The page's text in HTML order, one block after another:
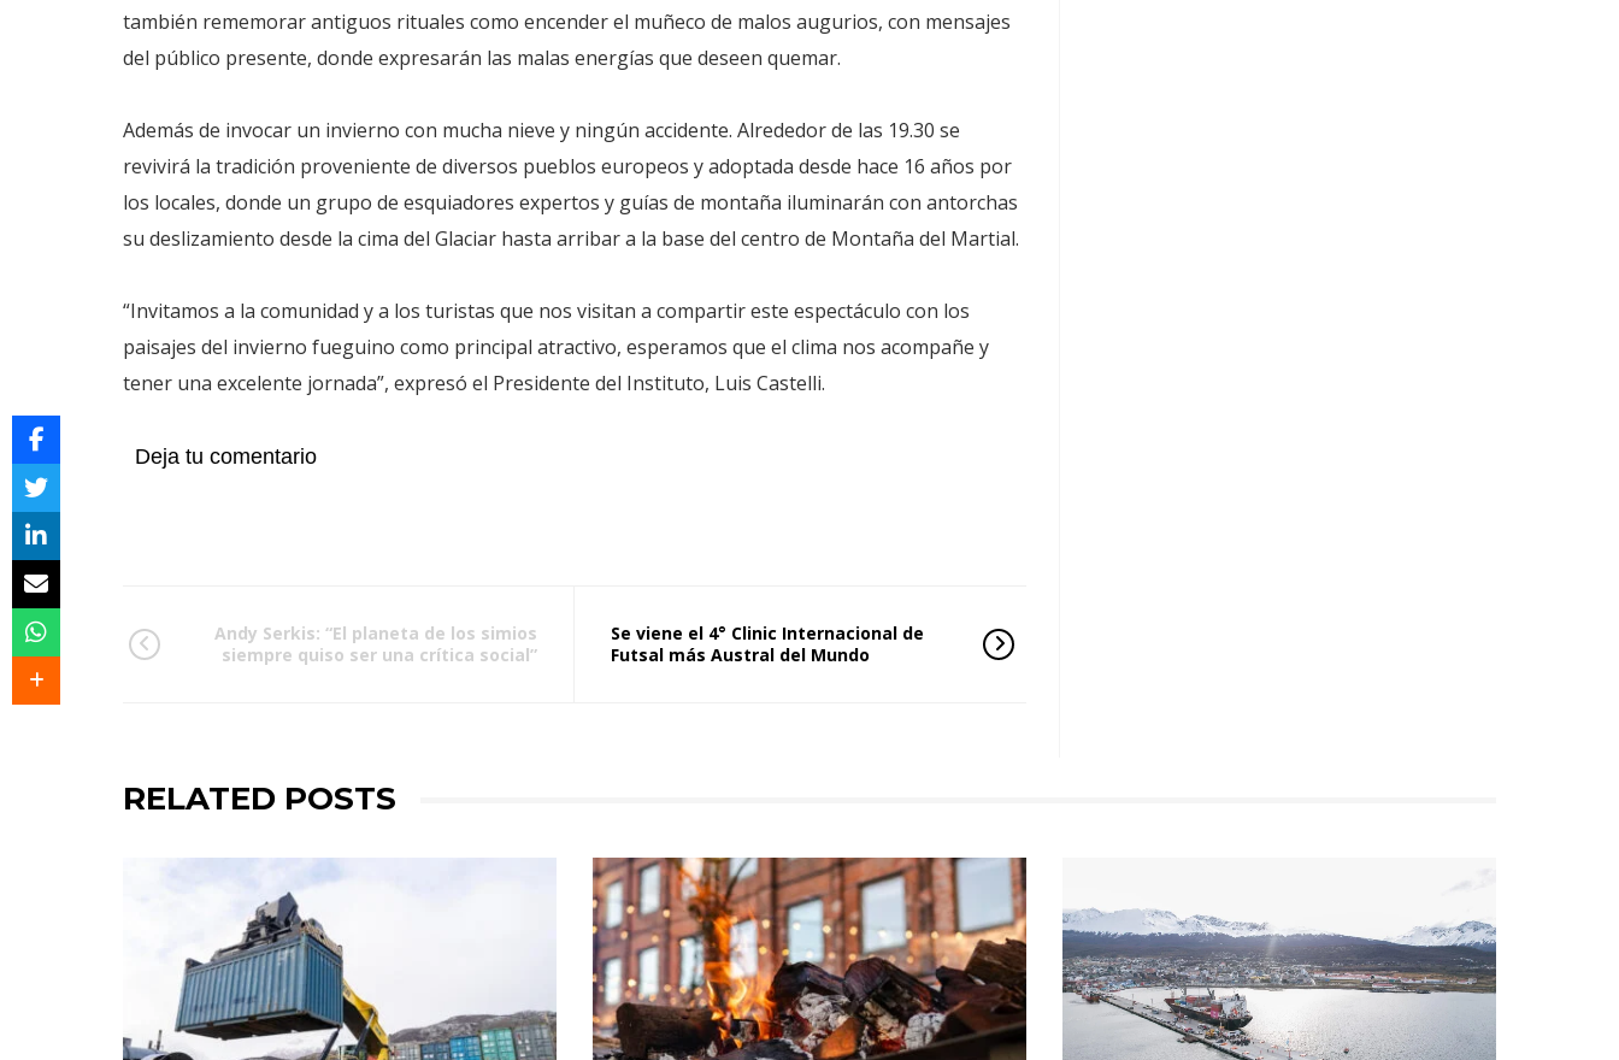
también rememorar antiguos rituales como encender el muñeco de malos augurios, con mensajes
del público presente, donde expresarán las malas energías que deseen quemar.
Además de invocar un invierno con mucha nieve y ningún accidente. Alrededor de las 19.30 se
revivirá la tradición proveniente de diversos pueblos europeos y adoptada desde hace 16 años por
los locales, donde un grupo de esquiadores expertos y guías de montaña iluminarán con antorchas
su deslizamiento desde la cima del Glaciar hasta arribar a la base del centro de Montaña del Martial.
“Invitamos a la comunidad y a los turistas que nos visitan a compartir este espectáculo con los
paisajes del invierno fueguino como principal atractivo, esperamos que el clima nos acompañe y
tener una excelente jornada”, expresó el Presidente del Instituto, Luis Castelli.
Deja tu comentario
Andy Serkis: “El planeta de los simios
siempre quiso ser una crítica social”
Se viene el 4° Clinic Internacional de
Futsal más Austral del Mundo
RELATED POSTS